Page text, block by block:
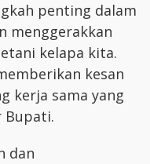
penting dalam
menggerakkan
kelapa kita.
kesan
kerja sama yang
Bupati.
dan